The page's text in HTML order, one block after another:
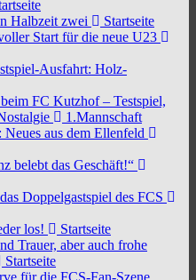
Halbzeit zwei
Startseite
Start für die neue U23
Ausfahrt: Holz-
FC Kutzhof – Testspiel,
1.Mannschaft
Neues aus dem Ellenfeld
belebt das Geschäft!“
Doppelgastspiel des FCS
los!
Startseite
Trauer, aber auch frohe
Startseite
für die FCS-Fan-Szene